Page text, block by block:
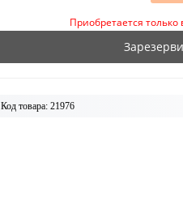
Приобретается только
Код товара: 21976